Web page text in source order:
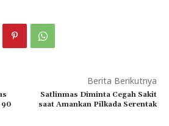
90
Berita Berikutnya
Satlinmas Diminta Cegah Sakit
saat Amankan Pilkada Serentak